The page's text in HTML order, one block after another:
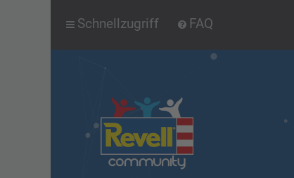
Schnellzugriff FAQ